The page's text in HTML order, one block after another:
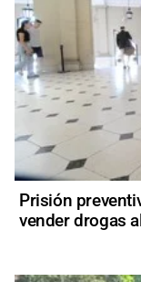
Prisión
vender drogas